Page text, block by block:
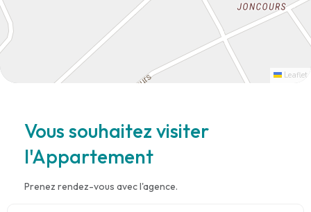
Leaflet
Vous souhaitez visiter
l'Appartement
Prenez rendez-vous avec l'agence.